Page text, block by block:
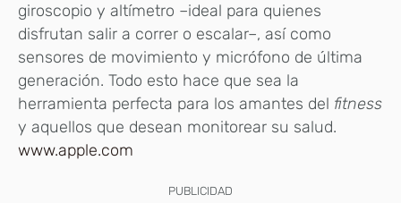
giroscopio y altímetro –ideal para quienes
disfrutan salir a correr o escalar–, así como
sensores de movimiento y micrófono de última
generación. Todo esto hace que sea la
herramienta perfecta para los amantes del fitness
y aquellos que desean monitorear su salud.
www.apple.com
PUBLICIDAD